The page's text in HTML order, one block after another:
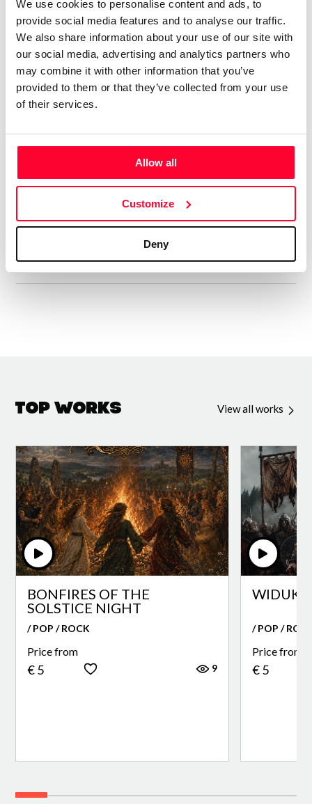
We use cookies to personalise content and ads, to
provide social media features and to analyse our traffic.
We also share information about your use of our site with
our social media, advertising and analytics partners who
may combine it with other information that you’ve
provided to them or that they’ve collected from your use
of their services.
Allow all
Customize
Deny
Tengo 74 álbumes en el mercado
digital, con el alias de aRPA”
Soy licenciado en Historia Antigua. Siempre me ha gustado
la música, y he tocado y compuesto en un grupo de rock
celta allá por los ochenta. En música tengo un año de piano,
soy muy fan del hard rock de los 70, la música clásica,
sobre todo Beethoven, y la Ópera, en la que me declaro fan
de Wagner y los compositores rusos del Grupo de lis Cinco.
Aún cuando estaba en el grupo ya hacía música electrónica,
así que me viene de lejos. En ese estilo admiro sobre todo a
Vangelis y Kitaro.
Top Works View all works
BONFIRES OF THE
SOLSTICE NIGHT
/ POP / ROCK
Price from
€ 5 9
/ POP /
Price from
€ 5